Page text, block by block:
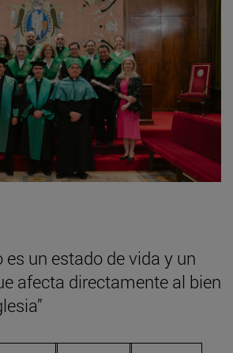
un estado de vida y un
afecta directamente al bien